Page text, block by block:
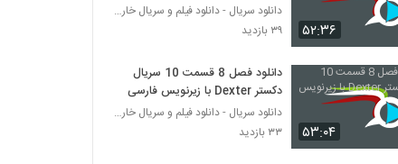
۵۲:۳۶
دانلود سریال - دانلود فیلم و سریال خارجی
۳۹ بازدید
۵۳:۰۴
دانلود فصل 8 قسمت 10 سریال
دکستر Dexter با زیرنویس فارسی
دانلود سریال - دانلود فیلم و سریال خارجی
۳۳ بازدید